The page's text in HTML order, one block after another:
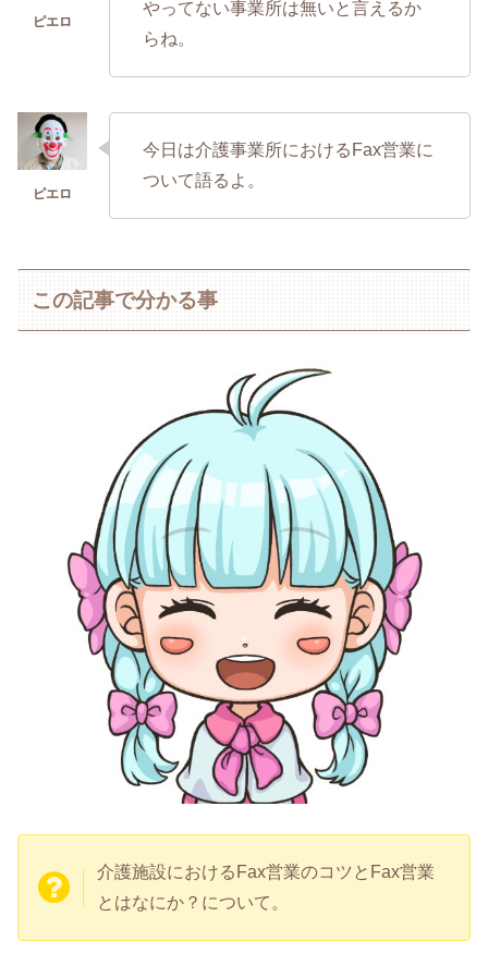
やってない事業所は無いと言えるか
らね。
今日は介護事業所におけるFax営業に
ついて語るよ。
この記事で分かる事
介護施設におけるFax営業のコツとFax営業
とはなにか？について。